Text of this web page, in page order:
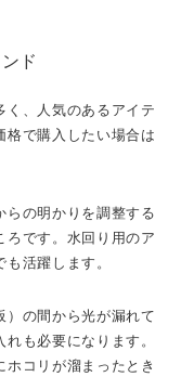
ンド
く、人気のあるアイテ
格で購入したい場合は
らの明かりを調整する
です。 水回り用のア
活躍します。
）の間から光が漏れて
も必要になります。
コリが溜まったとき